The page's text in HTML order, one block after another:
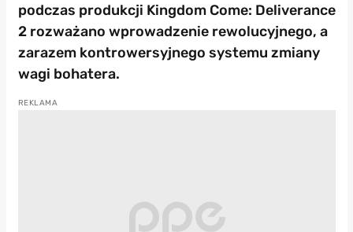
podczas produkcji Kingdom Come: Deliverance
2 rozważano wprowadzenie rewolucyjnego, a
zarazem kontrowersyjnego systemu zmiany
wagi bohatera.